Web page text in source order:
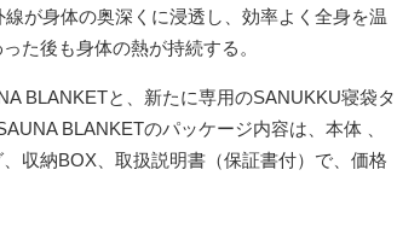
が身体の奥深くに浸透し、効率よく全身を温
た後も身体の熱が持続する。
BLANKETと、新たに専用のSANUKKU寝袋タ
BLANKETのパッケージ内容は、本体 、
収納BOX、取扱説明書（保証書付）で、価格